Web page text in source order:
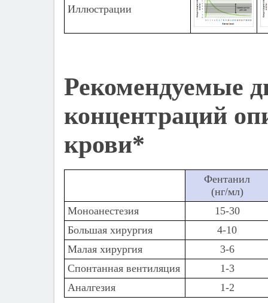
Иллюстрации
Рекомендуемые
концентраций
крови*
Фентанил
(нг/мл)
Моноанестезия
15-30
Большая хирургия
4-10
Малая хирургия
3-6
Спонтанная вентиляция
1-3
Аналгезия
1-2